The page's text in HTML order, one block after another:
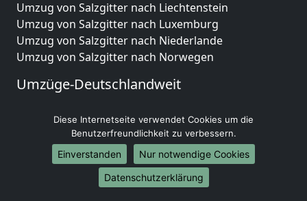
Umzug von Salzgitter nach Liechtenstein
Umzug von Salzgitter nach Luxemburg
Umzug von Salzgitter nach Niederlande
Umzug von Salzgitter nach Norwegen
Umzüge-Deutschlandweit
Umzug von Salzgitter nach Hamburg
Umzug von Salzgitter nach München
Umzug von Salzgitter nach Köln
Umzug von Salzgitter nach Frankfurt am Main
Umzug von Salzgitter nach Stuttgart
Diese Internetseite verwendet Cookies um die
Benutzerfreundlichkeit zu verbessern.
Einverstanden
Nur notwendige Cookies
Datenschutzerklärung